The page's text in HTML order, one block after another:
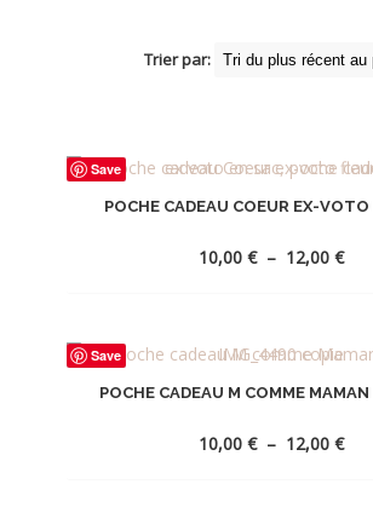
Trier par:
Save
POCHE CADEAU COEUR EX-
10,00 € – 12,00 €
à
Save
POCHE CADEAU M COMME
10,00 € – 12,00 €